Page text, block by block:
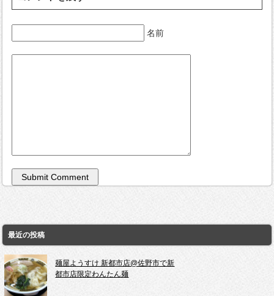
名前
最近の投稿
麺屋ようすけ 新都市店@佐野市で新
都市店限定わんたん麺